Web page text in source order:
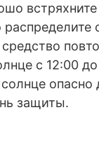
с 12:00
защиты.